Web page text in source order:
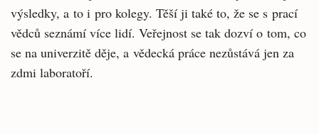
výsledky, a to i pro kolegy. Těší ji také to, že se s prací
vědců seznámí více lidí. Veřejnost se tak dozví o tom, co
se na univerzitě děje, a vědecká práce nezůstává jen za
zdmi laboratoří.